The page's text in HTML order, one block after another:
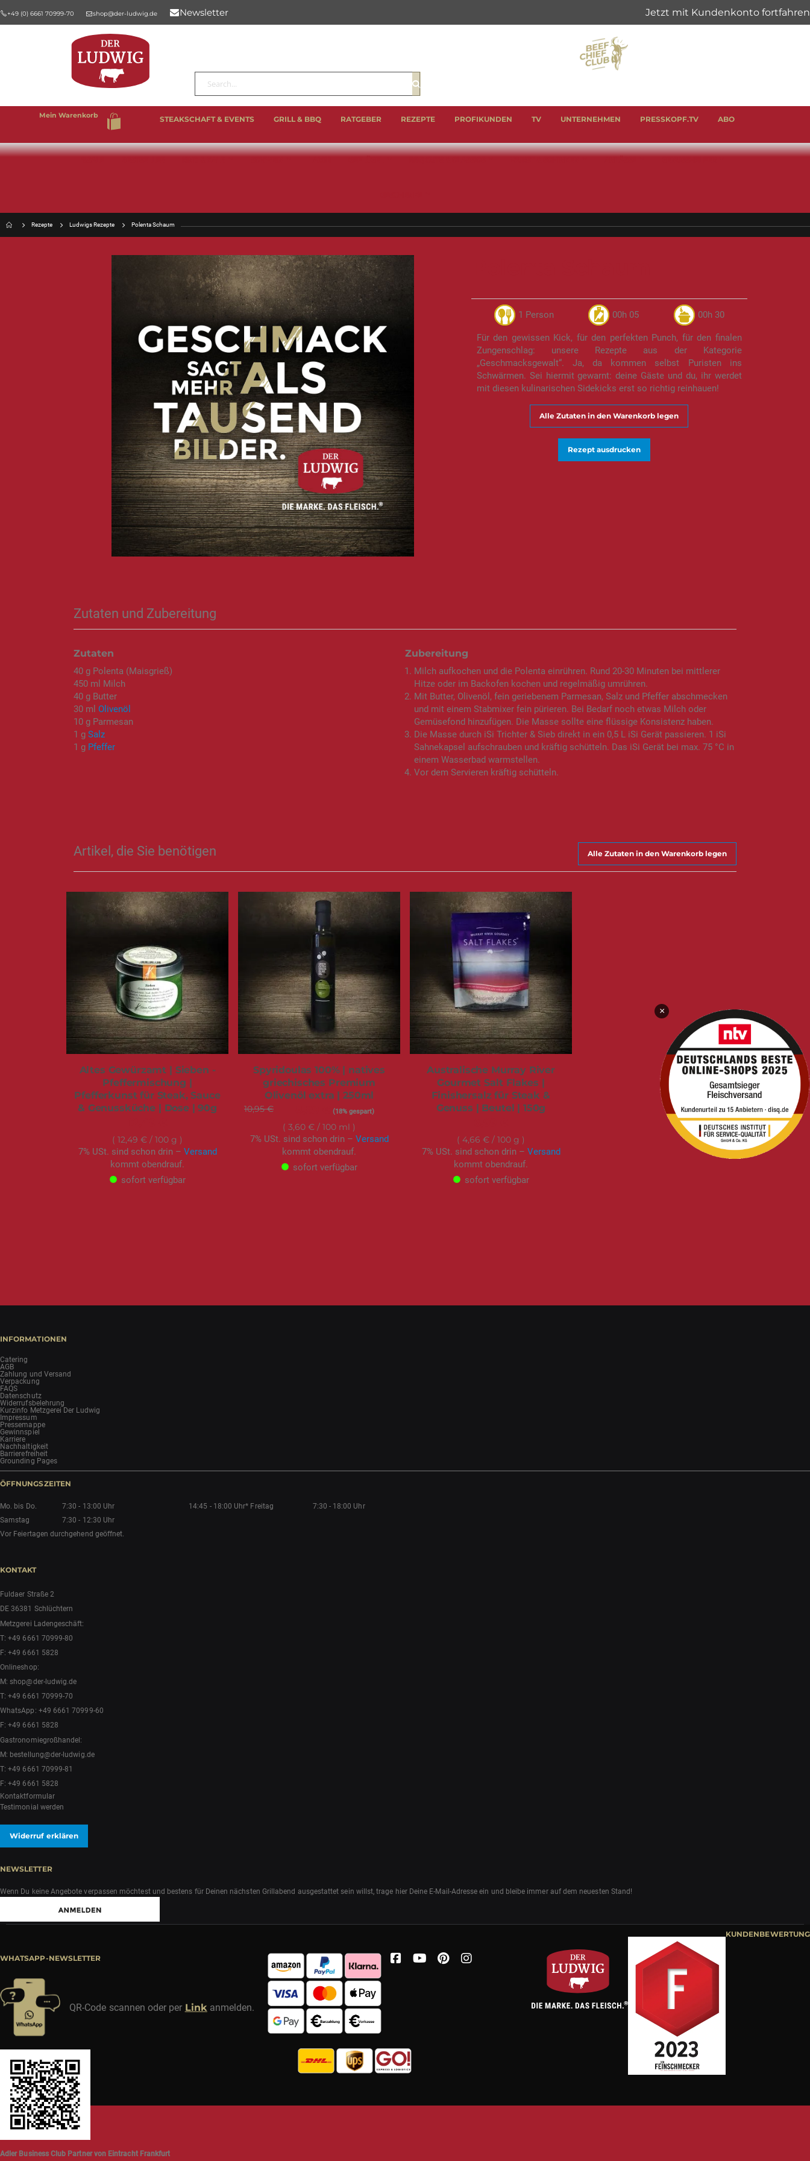
+49 (0) 6661 70999-70 shop@der-ludwig.de Newsletter
Mein Warenkorb
Suche
Suche
STEAKSCHAFT & EVENTS GRILL & BBQ RATGEBER REZEPTE PROFIKUNDEN TV UNTERNEHMEN PRESSKOPF.TV ABO
Rezepte Ludwigs Rezepte Polenta Schaum
1 Person 00h 05 00h 30
Für den gewissen Kick, für den perfekten Punch, für den finalen
Zungenschlag: unsere Rezepte aus der Kategorie
„Geschmacksgewalt“. Ja, da kommen selbst Puristen ins
Schwärmen. Sei hiermit gewarnt: deine Gäste und du, ihr werdet
mit diesen kulinarischen Sidekicks erst so richtig reinhauen!
Alle Zutaten in den Warenkorb legen
Rezept ausdrucken
Zutaten und Zubereitung
Zutaten
40 g Polenta (Maisgrieß)
450 ml Milch
40 g Butter
30 ml Olivenöl
10 g Parmesan
1 g Salz
1 g Pfeffer
Zubereitung
Milch aufkochen und die Polenta einrühren. Rund 20-30 Minuten bei mittlerer
Hitze oder im Backofen kochen und regelmäßig umrühren.
Mit Butter, Olivenöl, fein geriebenem Parmesan, Salz und Pfeffer abschmecken
und mit einem Stabmixer fein pürieren. Bei Bedarf noch etwas Milch oder
Gemüsefond hinzufügen. Die Masse sollte eine flüssige Konsistenz haben.
Die Masse durch iSi Trichter & Sieb direkt in ein 0,5 L iSi Gerät passieren. 1 iSi
Sahnekapsel aufschrauben und kräftig schütteln. Das iSi Gerät bei max. 75 °C in
einem Wasserbad warmstellen.
Vor dem Servieren kräftig schütteln.
Artikel, die Sie benötigen Alle Zutaten in den Warenkorb legen
Altes Gewürzamt | Sieben -
Pfeffermischung |
Pfefferkunst für Steak, Sauce
& Genussküche | Dose | 90g
12,49 € / 100 g
7% USt. sind schon drin – Versand
kommt obendrauf.
sofort verfügbar
Spyridoulas 100% | natives
griechisches Premium
Olivenöl extra | 250ml
10,95 € Sonderangebot(18% gespart)
3,60 € / 100 ml
7% USt. sind schon drin – Versand
kommt obendrauf.
sofort verfügbar
Australische Murray River
Gourmet Salt Flakes |
Finishersalz für Steak &
Genuss | Beutel | 150g
4,66 € / 100 g
7% USt. sind schon drin – Versand
kommt obendrauf.
sofort verfügbar
INFORMATIONEN
Catering
AGB
Zahlung und Versand
Verpackung
FAQS
Datenschutz
Widerrufsbelehrung
Kurzinfo Metzgerei Der Ludwig
Impressum
Pressemappe
Gewinnspiel
Karriere
Nachhaltigkeit
Barrierefreiheit
Grounding Pages
ÖFFNUNGSZEITEN
Mo. bis Do. 7:30 - 13:00 Uhr 14:45 - 18:00 Uhr* Freitag
7:30 - 18:00 Uhr
Samstag
7:30 - 12:30 Uhr
Vor Feiertagen durchgehend geöffnet.
KONTAKT
Fuldaer Straße 2
DE 36381 Schlüchtern
Metzgerei Ladengeschäft:
T:+49 6661 70999-80
F: +49 6661 5828
Onlineshop:
M:shop@der-ludwig.de
T:+49 6661 70999-70
WhatsApp: +49 6661 70999-60
F: +49 6661 5828
Gastronomiegroßhandel:
M: bestellung@der-ludwig.de
T:+49 6661 70999-81
F: +49 6661 5828
Kontaktformular
Testimonial werden
Widerruf erklären
NEWSLETTER
Wenn Du keine Angebote verpassen möchtest und bestens für Deinen nächsten Grillabend ausgestattet sein willst, trage hier Deine E-Mail-Adresse ein und bleibe immer auf dem neuesten Stand!
WHATSAPP-NEWSLETTER
QR-Code scannen oder per Linkanmelden.
Adler Business Club Partner von Eintracht Frankfurt
KUNDENBEWERTUNG
×